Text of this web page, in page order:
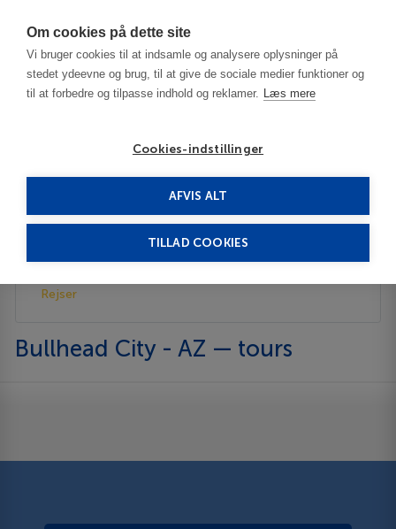
Om cookies på dette site
Vi bruger cookies til at indsamle og analysere oplysninger på
stedet ydeevne og brug, til at give de sociale medier funktioner og
til at forbedre og tilpasse indhold og reklamer. Læs mere
Cookies-indstillinger
AFVIS ALT
TILLAD COOKIES
Bullhead City - AZ Rejser
Beskrivelse
Rejser
Bullhead City - AZ — tours